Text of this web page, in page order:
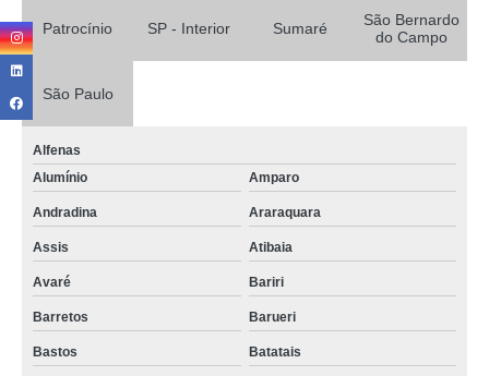
Patrocínio SP - Interior Sumaré
São Bernardo
do Campo
São Paulo
Alfenas
Alumínio
Amparo
Andradina Araraquara
Assis Atibaia
Avaré Bariri
Barretos Barueri
Bastos Batatais